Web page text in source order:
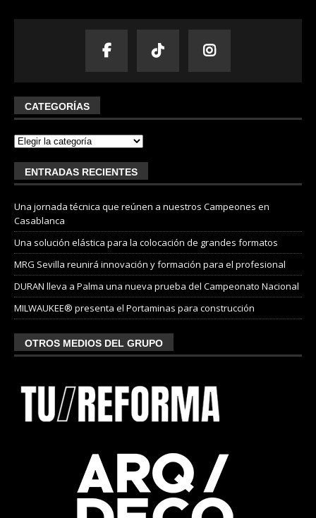
CATEGORÍAS
ENTRADAS RECIENTES
Una jornada técnica que reúnen a nuestros Campeones en
Casablanca
Una solución elástica para la colocación de grandes formatos
MRG Sevilla reunirá innovación y formación para el profesional
DURAN lleva a Palma una nueva prueba del Campeonato Nacional
MILWAUKEE® presenta el Portaminas para construcción
OTROS MEDIOS DEL GRUPO